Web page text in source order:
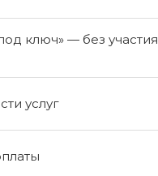
ключ» — без участия
услуг